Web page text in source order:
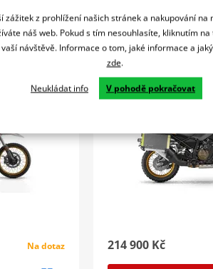
- bílá
Na dotaz
QJMOTOR SRT 800
MODEL 2026
214 900 Kč
zážitek z prohlížení našich stránek a nakupování
náš web. Pokud s tím nesouhlasíte, kliknutím
návštěvě. Informace o tom, jaké informace a
zde.
Neukládat info V pohodě pokračovat